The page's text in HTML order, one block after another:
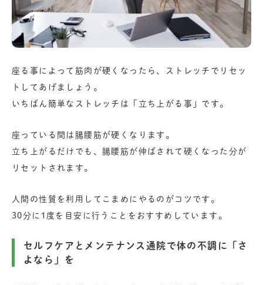
座る事によって筋肉が硬くなったら、ストレッチでリセッ
トしてあげましょう。
いちばん簡単なストレッチは「立ち上がる事」です。
座っている間は腸腰筋が硬くなります。
立ち上がるだけでも、腸腰筋が伸ばされて硬くなった分が
リセットされます。
人間の性質を利用してこまめにやるのがコツです。
30分に1度を目安に行うことをおすすめしています。
セルフケアとメンテナンス通院で体の不調に「さ
よなら」を